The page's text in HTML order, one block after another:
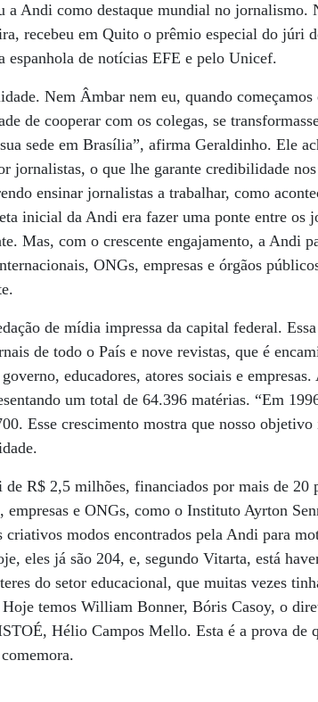
a Andi como destaque mundial no jornalismo.
recebeu em Quito o prêmio especial do júri
espanhola de notícias EFE e pelo Unicef.
Nem Âmbar nem eu, quando
de cooperar com os colegas, se
sede em Brasília”, afirma Geraldinho. Ele
jornalistas, o que lhe garante credibilidade
ensinar jornalistas a trabalhar, como
inicial da Andi era fazer uma ponte entre os
Mas, com o crescente engajamento, a Andi
ONGs, empresas e órgãos
de mídia impressa da capital federal.
de todo o País e nove revistas, que é
educadores, atores sociais e
um total de 64.396 matérias. “Em
Esse crescimento mostra que nosso
R$ 2,5 milhões, financiados por mais de 20
e ONGs, como o Instituto Ayrton
modos encontrados pela Andi para
eles já são 204, e, segundo Vitarta, está
do setor educacional, que muitas vezes
Hoje temos William Bonner, Bóris Casoy, o
Hélio Campos Mello. Esta é a prova de